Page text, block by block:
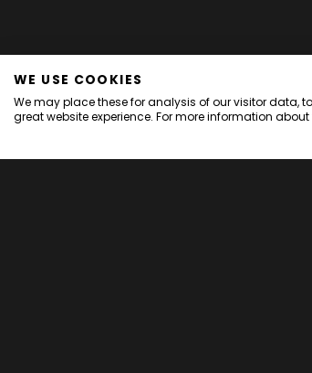
WE USE COOKIES
We may place these for analysis of our visitor data,
great website experience. For more information